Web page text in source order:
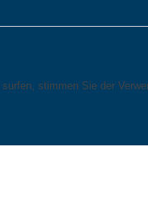
stimmen Sie der